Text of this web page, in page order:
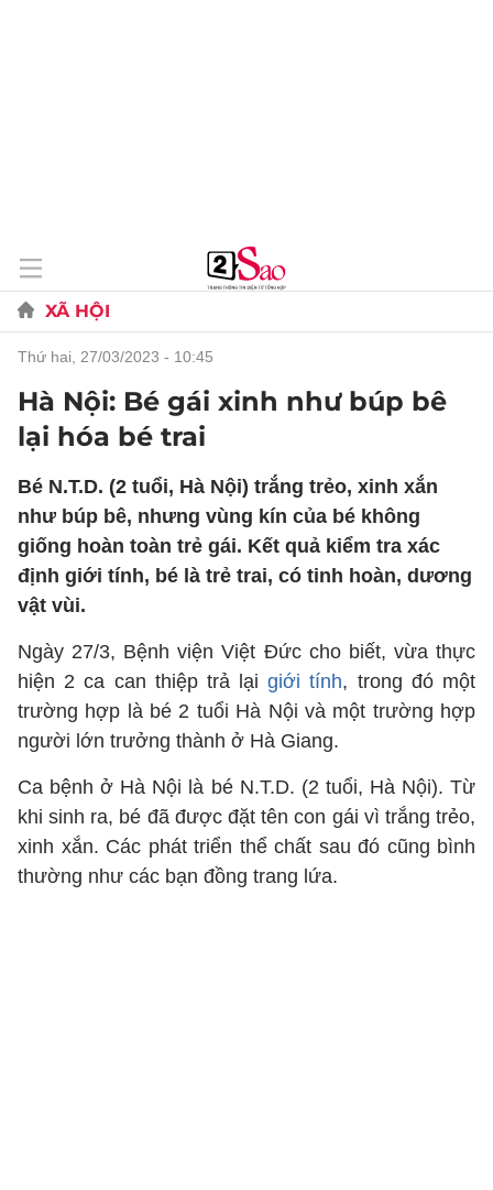
XÃ HỘI
thứ hai, 27/03/2023 - 10:45
Hà Nội: Bé gái xinh như búp bê
lại hóa bé trai
Bé N.T.D. (2 tuổi, Hà Nội) trắng trẻo, xinh xắn
như búp bê, nhưng vùng kín của bé không
giống hoàn toàn trẻ gái. Kết quả kiểm tra xác
định giới tính, bé là trẻ trai, có tinh hoàn, dương
vật vùi.
Ngày 27/3, Bệnh viện Việt Đức cho biết, vừa thực
hiện 2 ca can thiệp trả lạigiới tính, trong đó một
trường hợp là bé 2 tuổi Hà Nội và một trường hợp
người lớn trưởng thành ở Hà Giang.
Ca bệnh ở Hà Nội là bé N.T.D. (2 tuổi, Hà Nội). Từ
khi sinh ra, bé đã được đặt tên con gái vì trắng trẻo,
xinh xắn. Các phát triển thể chất sau đó cũng bình
thường như các bạn đồng trang lứa.